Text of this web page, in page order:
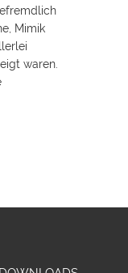
Mimik
waren.